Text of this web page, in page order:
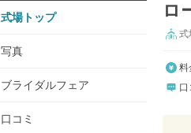
式場トップ
写真
ブライダルフェア
口コミ
ロ
式
料
口